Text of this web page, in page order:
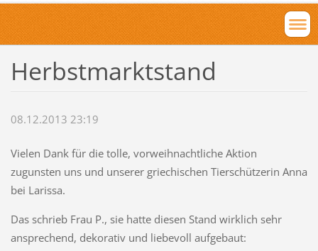
Herbstmarktstand
08.12.2013 23:19
Vielen Dank für die tolle, vorweihnachtliche Aktion
zugunsten uns und unserer griechischen Tierschützerin Anna
bei Larissa.
Das schrieb Frau P., sie hatte diesen Stand wirklich sehr
ansprechend, dekorativ und liebevoll aufgebaut: